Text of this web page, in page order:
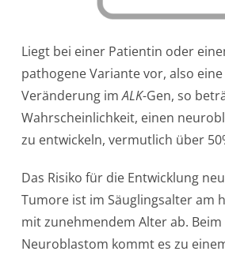
Liegt bei einer Patientin oder
pathogene Variante vor, also
Veränderung imALK-Gen, so
Wahrscheinlichkeit, einen
zu entwickeln, vermutlich über
Das Risiko für die Entwicklung
Tumore ist im Säuglingsalter am
mit zunehmendem Alter ab.
Neuroblastom kommt es zu